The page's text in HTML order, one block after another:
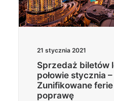
21 stycznia 2021
Sprzedaż biletów
połowie stycznia
Zunifikowane
poprawę